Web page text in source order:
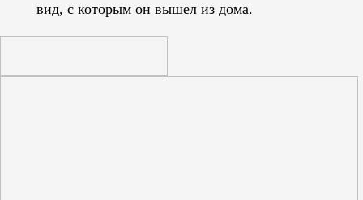
вид, с которым он вышел из дома.